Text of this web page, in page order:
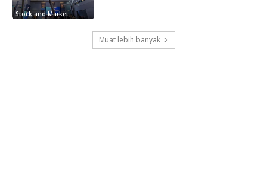
Stock and Market
Muat lebih banyak